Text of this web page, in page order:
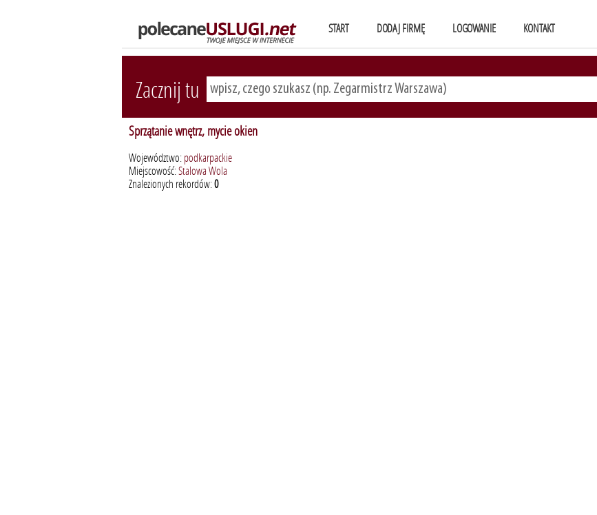
START DODAJ FIRMĘ LOGOWANIE KONTAKT
Zacznij tu
Sprzątanie wnętrz, mycie okien
Województwo: podkarpackie
Miejscowość:Stalowa Wola
Znalezionych rekordów:0